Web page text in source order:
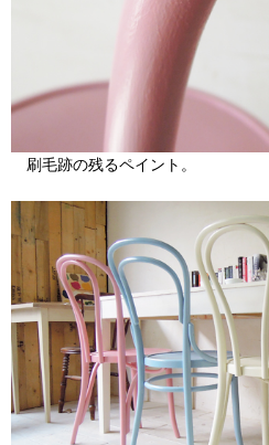
刷毛跡の残るペイント。